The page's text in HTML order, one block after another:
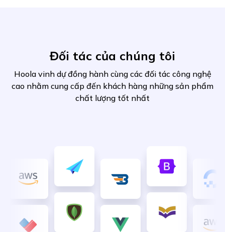
Đối tác của chúng tôi
Hoola vinh dự đồng hành cùng các đối tác công nghệ
cao nhằm cung cấp đến khách hàng những sản phẩm
chất lượng tốt nhất